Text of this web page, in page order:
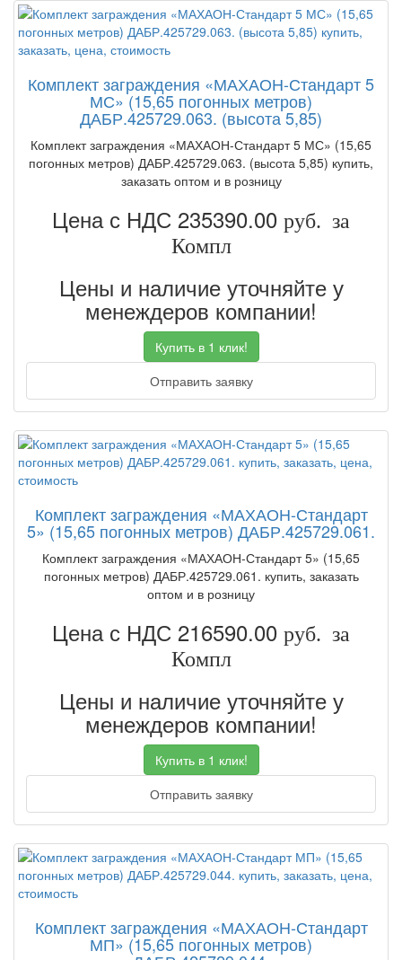
Комплект заграждения «МАХАОН-Стандарт 5
МС» (15,65 погонных метров)
ДАБР.425729.063. (высота 5,85)
Комплект заграждения «МАХАОН-Стандарт 5 МС» (15,65
погонных метров) ДАБР.425729.063. (высота 5,85) купить,
заказать оптом и в розницу
Цена с НДС 235390.00 руб. за
Компл
Цены и наличие уточняйте у
менеждеров компании!
Купить в 1 клик!
Отправить заявку
Комплект заграждения «МАХАОН-Стандарт
5» (15,65 погонных метров) ДАБР.425729.061.
Комплект заграждения «МАХАОН-Стандарт 5» (15,65
погонных метров) ДАБР.425729.061. купить, заказать
оптом и в розницу
Цена с НДС 216590.00 руб. за
Компл
Цены и наличие уточняйте у
менеждеров компании!
Купить в 1 клик!
Отправить заявку
Комплект заграждения «МАХАОН-Стандарт
МП» (15,65 погонных метров)